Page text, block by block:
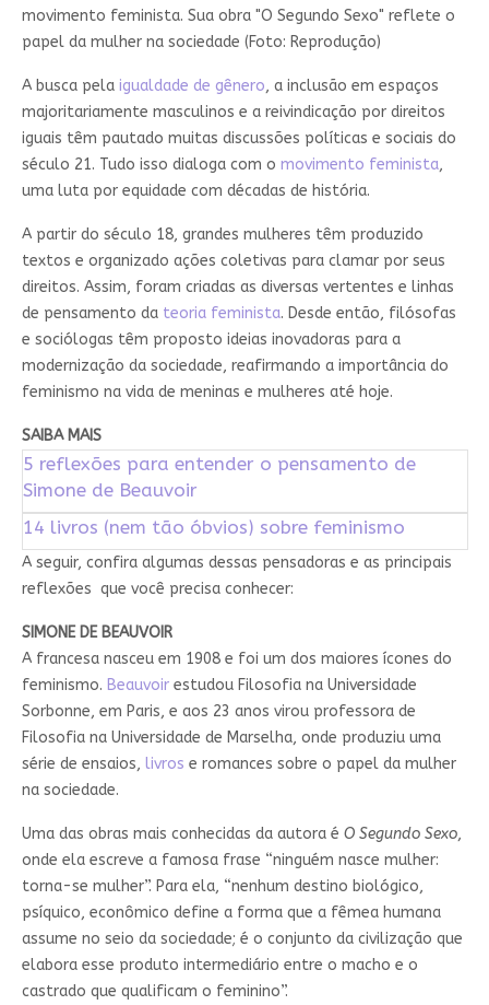
movimento feminista. Sua obra "O Segundo Sexo" reflete o
papel da mulher na sociedade (Foto: Reprodução)
A busca pela igualdade de gênero, a inclusão em espaços
majoritariamente masculinos e a reivindicação por direitos
iguais têm pautado muitas discussões políticas e sociais do
século 21. Tudo isso dialoga com o movimento feminista,
uma luta por equidade com décadas de história.
A partir do século 18, grandes mulheres têm produzido
textos e organizado ações coletivas para clamar por seus
direitos. Assim, foram criadas as diversas vertentes e linhas
de pensamento da teoria feminista. Desde então, filósofas
e sociólogas têm proposto ideias inovadoras para a
modernização da sociedade, reafirmando a importância do
feminismo na vida de meninas e mulheres até hoje.
SAIBA MAIS
5 reflexões para entender o pensamento de
Simone de Beauvoir
14 livros (nem tão óbvios) sobre feminismo
A seguir, confira algumas dessas pensadoras e as principais
reflexões que você precisa conhecer:
SIMONE DE BEAUVOIR
A francesa nasceu em 1908 e foi um dos maiores ícones do
feminismo. Beauvoirestudou Filosofia na Universidade
Sorbonne, em Paris, e aos 23 anos virou professora de
Filosofia na Universidade de Marselha, onde produziu uma
série de ensaios, livros e romances sobre o papel da mulher
na sociedade.
Uma das obras mais conhecidas da autora é O Segundo Sexo,
onde ela escreve a famosa frase “ninguém nasce mulher:
torna-se mulher”. Para ela, “nenhum destino biológico,
psíquico, econômico define a forma que a fêmea humana
assume no seio da sociedade; é o conjunto da civilização que
elabora esse produto intermediário entre o macho e o
castrado que qualificam o feminino”.